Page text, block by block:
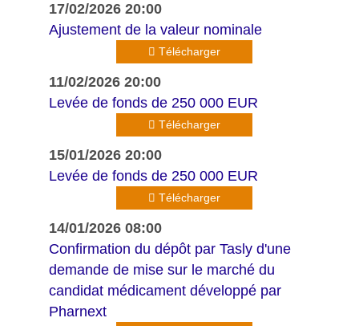
17/02/2026 20:00
Ajustement de la valeur nominale
Télécharger
11/02/2026 20:00
Levée de fonds de 250 000 EUR
Télécharger
15/01/2026 20:00
Levée de fonds de 250 000 EUR
Télécharger
14/01/2026 08:00
Confirmation du dépôt par Tasly d'une
demande de mise sur le marché du
candidat médicament développé par
Pharnext